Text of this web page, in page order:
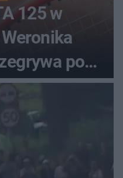
125 w
po
boju